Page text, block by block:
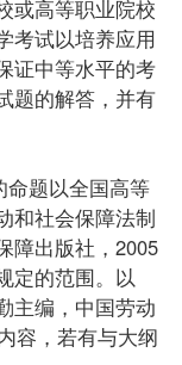
或高等职业院校
考试以培养应用
证中等水平的考
题的解答，并有
题以全国高等
和社会保障法制
障出版社，2005
定的范围。以
主编，中国劳动
容，若有与大纲